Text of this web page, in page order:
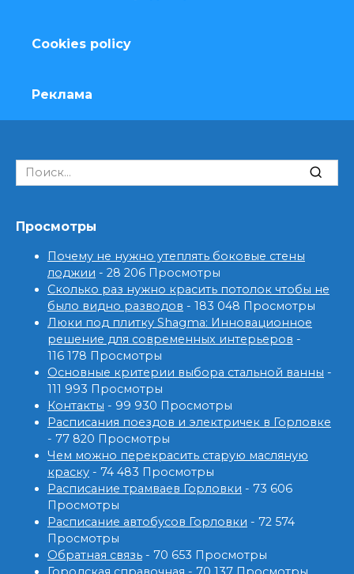
Cookies policy
Реклама
Search
for:
Просмотры
Почему не нужно утеплять боковые стены
лоджии - 28 206 Просмотры
Сколько раз нужно красить потолок чтобы не
было видно разводов - 183 048 Просмотры
Люки под плитку Shagma: Инновационное
решение для современных интерьеров -
116 178 Просмотры
Основные критерии выбора стальной ванны -
111 993 Просмотры
Контакты - 99 930 Просмотры
Расписания поездов и электричек в Горловке
- 77 820 Просмотры
Чем можно перекрасить старую масляную
краску - 74 483 Просмотры
Расписание трамваев Горловки - 73 606
Просмотры
Расписание автобусов Горловки - 72 574
Просмотры
Обратная связь - 70 653 Просмотры